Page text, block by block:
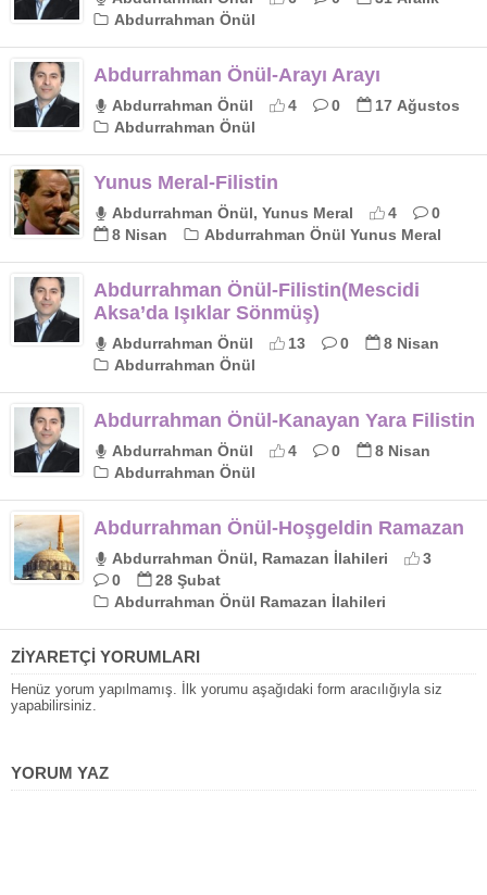
Abdurrahman Önül
Abdurrahman Önül-Arayı Arayı
Abdurrahman Önül 4 0
17 Ağustos
Abdurrahman Önül
Yunus Meral-Filistin
Abdurrahman Önül, Yunus Meral 4
0
8 Nisan
Abdurrahman Önül Yunus Meral
Abdurrahman Önül-Filistin(Mescidi
Aksa’da Işıklar Sönmüş)
Abdurrahman Önül 13 0
8 Nisan
Abdurrahman Önül
Abdurrahman Önül-Kanayan Yara Filistin
Abdurrahman Önül 4 0
8 Nisan
Abdurrahman Önül
Abdurrahman Önül-Hoşgeldin Ramazan
Abdurrahman Önül, Ramazan İlahileri
3
0
28 Şubat
Abdurrahman Önül Ramazan İlahileri
ZİYARETÇİ YORUMLARI
Henüz yorum yapılmamış. İlk yorumu aşağıdaki form aracılığıyla siz
yapabilirsiniz.
YORUM YAZ